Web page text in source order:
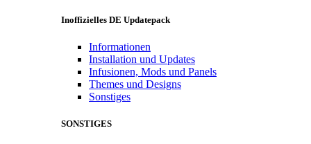
Inoffizielles DE Updatepack
Informationen
Installation und Updates
Infusionen, Mods und Panels
Themes und Designs
Sonstiges
SONSTIGES